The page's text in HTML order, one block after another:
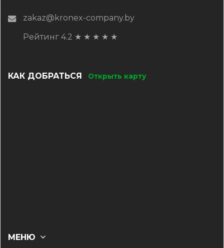
zakaz@kronex-company.by
Рейтинг 4.2 ★ ★ ★ ★ ★
КАК ДОБРАТЬСЯ Открыть карту
МЕНЮ